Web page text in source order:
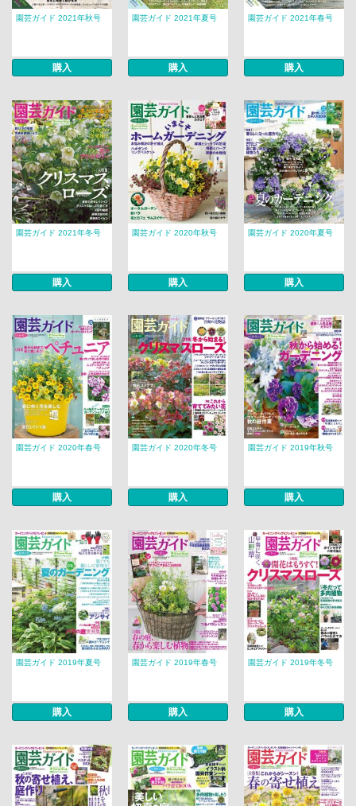
園芸ガイド 2021年秋号
購入
園芸ガイド 2021年夏号
購入
園芸ガイド 2021年春号
購入
園芸ガイド 2021年冬号
購入
園芸ガイド 2020年秋号
購入
園芸ガイド 2020年夏号
購入
園芸ガイド 2020年春号
購入
園芸ガイド 2020年冬号
購入
園芸ガイド 2019年秋号
購入
園芸ガイド 2019年夏号
購入
園芸ガイド 2019年春号
購入
園芸ガイド 2019年冬号
購入